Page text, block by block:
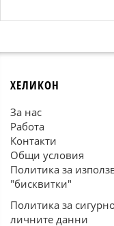
ХЕЛИКОН
За нас
Работа
Контакти
Общи условия
Политика за
"бисквитки"
Политика за
личните данни